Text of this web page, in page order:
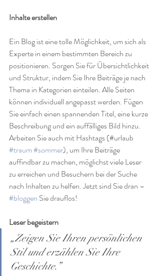
Inhalte erstellen
Ein Blog ist eine tolle Möglichkeit, um sich als
Experte in einem bestimmten Bereich zu
positionieren. Sorgen Sie für Übersichtlichkeit
und Struktur, indem Sie Ihre Beiträge je nach
Thema in Kategorien einteilen. Alle Seiten
können individuell angepasst werden. Fügen
Sie einfach einen spannenden Titel, eine kurze
Beschreibung und ein auffälliges Bild hinzu.
Arbeiten Sie auch mit Hashtags (#urlaub
#traum#sommer), um Ihre Beiträge
auffindbar zu machen, möglichst viele Leser
zu erreichen und Besuchern bei der Suche
nach Inhalten zu helfen. Jetzt sind Sie dran –
#bloggen Sie drauflos!
Leser begeistern
„Zeigen Sie Ihren persönlichen
Stil und erzählen Sie Ihre
Geschichte.”